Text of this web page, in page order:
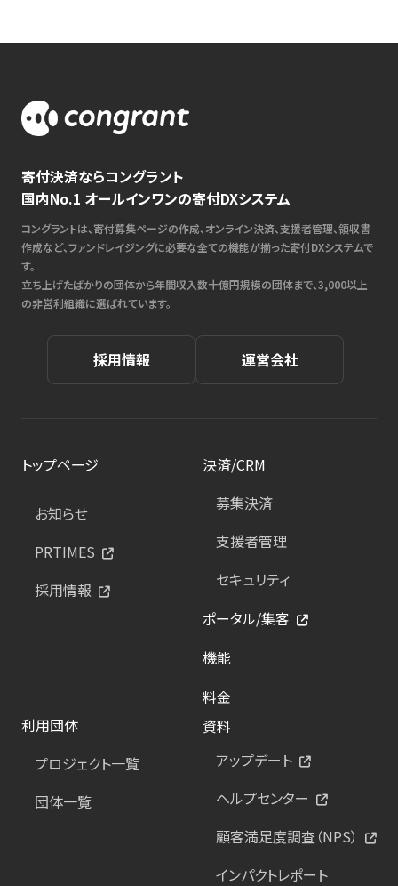
寄付決済ならコングラント
国内No.1 オールインワンの寄付DXシステム
コングラントは、寄付募集ページの作成、オンライン決済、支援者管理、領収書
作成など、ファンドレイジングに必要な全ての機能が揃った寄付DXシステムで
す。
立ち上げたばかりの団体から年間収入数十億円規模の団体まで、3,000以上
の非営利組織に選ばれています。
採用情報 運営会社
トップページ
お知らせ
PRTIMES
採用情報
決済/CRM
募集決済
支援者管理
セキュリティ
ポータル/集客
機能
料金
利用団体
プロジェクト一覧
団体一覧
資料
アップデート
ヘルプセンター
顧客満足度調査（NPS）
インパクトレポート